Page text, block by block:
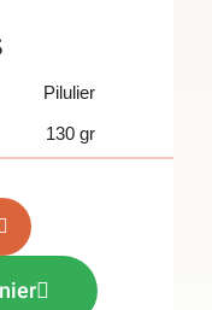
Pilulier
130 gr